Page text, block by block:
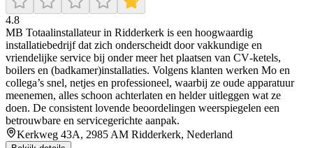
4.8
MB Totaalinstallateur in Ridderkerk is een hoogwaardig
installatiebedrijf dat zich onderscheidt door vakkundige en
vriendelijke service bij onder meer het plaatsen van CV‑ketels,
boilers en (badkamer)installaties. Volgens klanten werken Mo en
collega’s snel, netjes en professioneel, waarbij ze oude apparatuur
meenemen, alles schoon achterlaten en helder uitleggen wat ze
doen. De consistent lovende beoordelingen weerspiegelen een
betrouwbare en servicegerichte aanpak.
Kerkweg 43A, 2985 AM Ridderkerk, Nederland